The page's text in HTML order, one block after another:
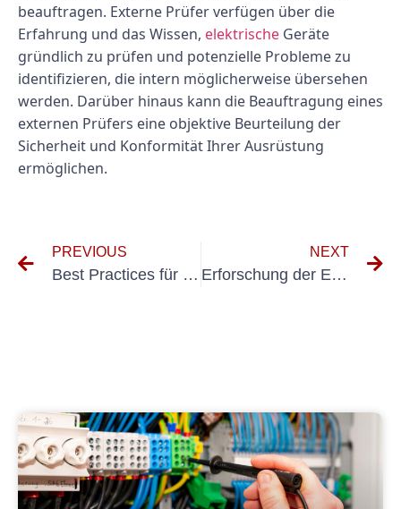
beauftragen. Externe Prüfer verfügen über die
Erfahrung und das Wissen, elektrische Geräte
gründlich zu prüfen und potenzielle Probleme zu
identifizieren, die intern möglicherweise übersehen
werden. Darüber hinaus kann die Beauftragung eines
externen Prüfers eine objektive Beurteilung der
Sicherheit und Konformität Ihrer Ausrüstung
ermöglichen.
PREVIOUS
Best Practices für die Durchführung der Prüfung elektrischer Anlagen
NEXT
Erforschung der Effizienz und Sicherheit von E-Checks nach VDE-Standards